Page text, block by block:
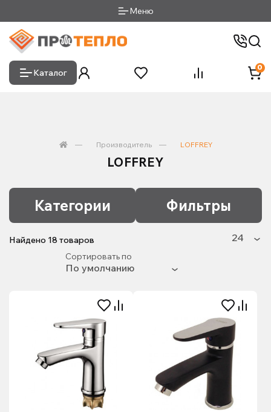
Меню
Каталог
0
Производитель LOFFREY
LOFFREY
Категории Фильтры
Найдено 18 товаров
Сортировать по